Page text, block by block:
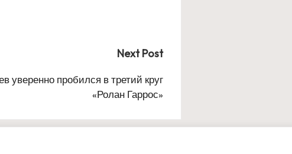
Next Post
уверенно пробился в третий круг
«Ролан Гаррос»